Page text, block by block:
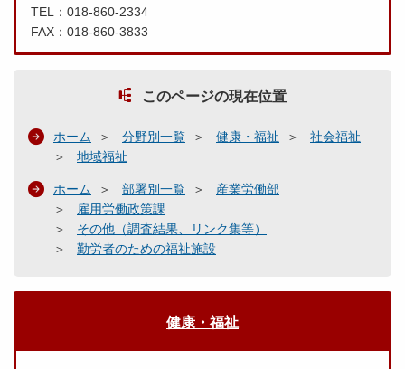
TEL：018-860-2334
FAX：018-860-3833
このページの現在位置
ホーム 分野別一覧 健康・福祉
社会福祉
地域福祉
ホーム 部署別一覧
産業労働部
雇用労働政策課
その他（調査結果、リンク集等）
勤労者のための福祉施設
健康・福祉